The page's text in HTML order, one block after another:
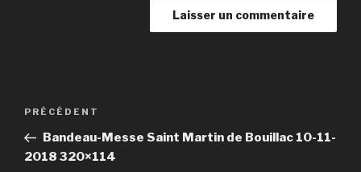
Navigation
l’article
Article
précédent
PRÉCÉDENT
Bandeau-Messe Saint Martin de Bouillac 10-11-
2018 320×114